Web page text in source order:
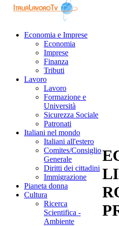
Economia e Imprese
Economia
Imprese
Finanza
Tributi
Lavoro
Lavoro
Formazione e
Università
Sicurezza Sociale
Patronati
Italiani nel mondo
Italiani all'estero
Comites/Consiglio
Generale
Diritti dei cittadini
Immigrazione
Pianeta donna
Cultura
Ricerca
Scientifica -
Ambiente